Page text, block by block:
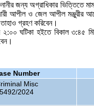
জন্য অগ্রাধিকার
ও জেল আপীল মঞ্জুরীর
গ্রহণ করিবেন।
ঘটিকা হইতে বিকাল ৩:৪৫
Number
Misc
5492/2024